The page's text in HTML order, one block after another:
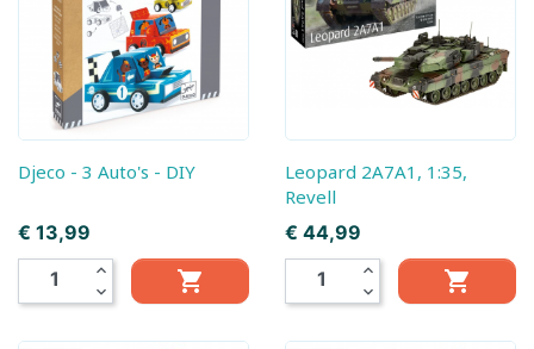
Djeco - 3 Auto's - DIY
Prijs
€ 13,99
expand_less
expand_more

Leopard 2A7A1, 1:35,
Revell
Prijs
€ 44,99
expand_less
expand_more
